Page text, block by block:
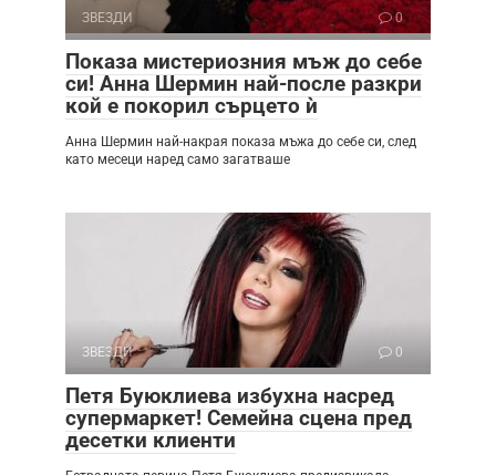
ЗВЕЗДИ 0
Показа мистериозния мъж до себе
си! Анна Шермин най-после разкри
кой е покорил сърцето ѝ
Анна Шермин най-накрая показа мъжа до себе си, след
като месеци наред само загатваше
ЗВЕЗДИ 0
Петя Буюклиева избухна насред
супермаркет! Семейна сцена пред
десетки клиенти